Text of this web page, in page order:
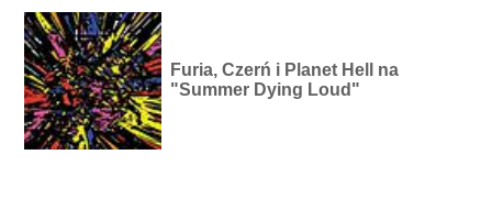
Furia, Czerń i Planet Hell na
"Summer Dying Loud"